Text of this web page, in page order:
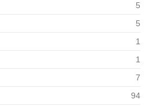
5
5
1
1
7
94